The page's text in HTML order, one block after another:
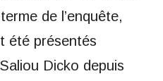
de l’enquête,
été présentés
Dicko depuis